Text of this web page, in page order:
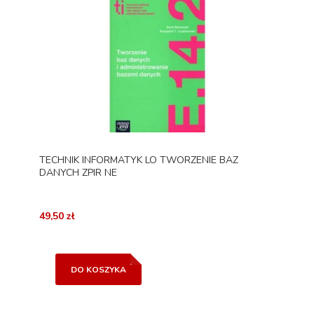
TECHNIK INFORMATYK LO TWORZENIE BAZ
DANYCH ZPIR NE
49,50 zł
DO KOSZYKA